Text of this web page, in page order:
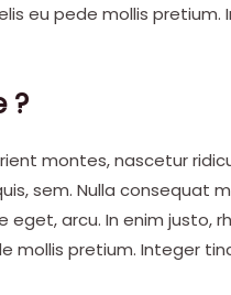
eu pede mollis pretium.
?
montes, nascetur
sem. Nulla consequat
arcu. In enim justo,
mollis pretium. Integer